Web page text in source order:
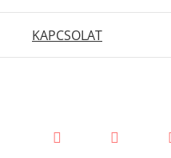
KAPCSOLAT
FacebookYouTube